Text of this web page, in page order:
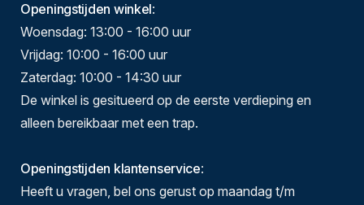
Openingstijden winkel:
Woensdag: 13:00 - 16:00 uur
Vrijdag: 10:00 - 16:00 uur
Zaterdag: 10:00 - 14:30 uur
De winkel is gesitueerd op de eerste verdieping en
alleen bereikbaar met een trap.
Openingstijden klantenservice:
Heeft u vragen, bel ons gerust op maandag t/m